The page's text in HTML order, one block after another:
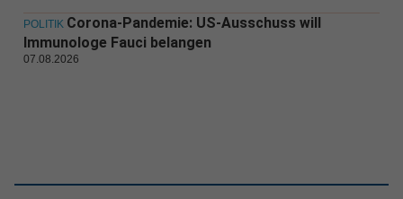
POLITIK Corona-Pandemie: US-Ausschuss will
Immunologe Fauci belangen
07.08.2026